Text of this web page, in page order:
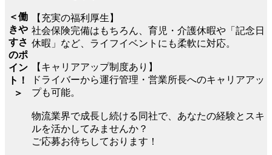
＜働
きや
すさ
のポ
イン
ト！
＞
【充実の福利厚生】
社会保険完備はもちろん、育児・介護休暇や「記念日
休暇」など、ライフイベントにも柔軟に対応。
【キャリアアップ制度あり】
ドライバーから運行管理・営業所長へのキャリアアッ
プも可能。
物流業界で成長し続ける同社で、あなたの経験とスキ
ルを活かしてみませんか？
ご応募お待ちしております！